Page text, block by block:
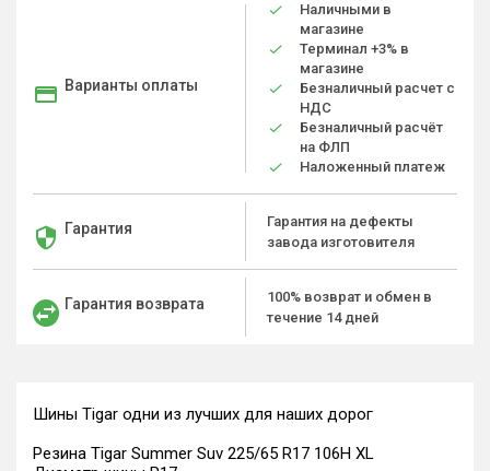
Варианты оплаты
Наличными в
магазине
Терминал +3% в
магазине
Безналичный расчет с
НДС
Безналичный расчёт
на ФЛП
Наложенный платеж
Гарантия
Гарантия на дефекты
завода изготовителя
Гарантия возврата
100% возврат и обмен в
течение 14 дней
Шины Tigar одни из лучших для наших дорог
Резина Tigar Summer Suv 225/65 R17 106H XL